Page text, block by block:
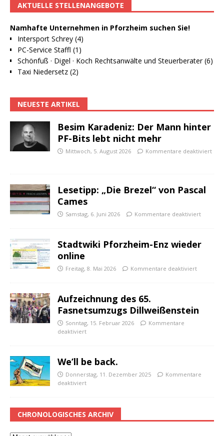
AKTUELLE STELLENANGEBOTE
Namhafte Unternehmen in Pforzheim suchen Sie!
Intersport Schrey (4)
PC-Service Staffl (1)
Schönfuß · Digel · Koch Rechtsanwälte und Steuerberater (6)
Taxi Niedersetz (2)
NEUESTE ARTIKEL
Besim Karadeniz: Der Mann hinter
PF-Bits lebt nicht mehr
Mittwoch, 5. August 2026 Kommentare deaktiviert
Lesetipp: „Die Brezel“ von Pascal
Cames
Samstag, 6. Juni 2026 Kommentare deaktiviert
Stadtwiki Pforzheim-Enz wieder
online
Freitag, 8. Mai 2026 Kommentare deaktiviert
Aufzeichnung des 65.
Fasnetsumzugs Dillweißenstein
Sonntag, 15. Februar 2026
Kommentare
deaktiviert
We’ll be back.
Donnerstag, 11. Dezember 2025
Kommentare
deaktiviert
CHRONOLOGISCHES ARCHIV